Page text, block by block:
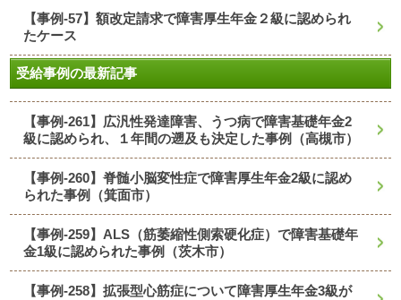
【事例-57】額改定請求で障害厚生年金２級に認められ
たケース
受給事例の最新記事
【事例-261】広汎性発達障害、うつ病で障害基礎年金2
級に認められ、１年間の遡及も決定した事例（高槻市）
【事例-260】脊髄小脳変性症で障害厚生年金2級に認め
られた事例（箕面市）
【事例-259】ALS（筋萎縮性側索硬化症）で障害基礎年
金1級に認められた事例（茨木市）
【事例-258】拡張型心筋症について障害厚生年金3級が